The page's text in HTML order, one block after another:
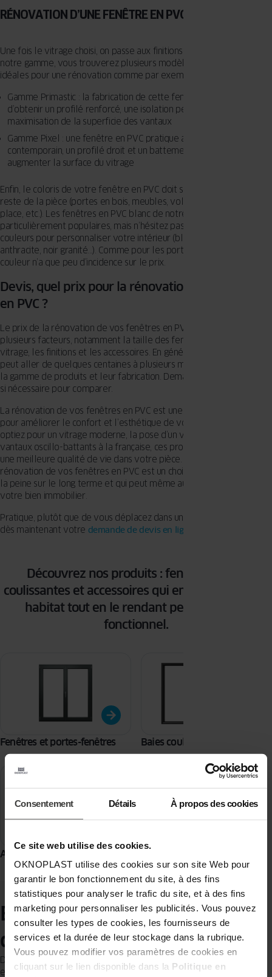
Consentement Détails À propos des cookies
Ce site web utilise des cookies.
OKNOPLAST utilise des cookies sur son site Web pour
garantir le bon fonctionnement du site, à des fins
statistiques pour analyser le trafic du site, et à des fins
marketing pour personnaliser les publicités. Vous pouvez
consulter les types de cookies, les fournisseurs de
services et la durée de leur stockage dans la rubrique.
Vous pouvez modifier vos paramètres de cookies en
cliquant sur le lien disponible dans la Politique en
RÉNOVATION D’UNE FENÊTRE EN PVC, LES FINITIONS
Une fois le vitrage choisi, on passe aux finitions des menuiseries. Dans
notre gamme, vous trouverez plusieurs modèles de fenêtre en PVC,
idéales pour une rénovation comme par exemple :
Gamme Primastic : la fabrication de cette fenêtre en PVC a permis
d’obtenir un profilé renforcé, une isolation performante et une
maximisation de la superficie des vantaux
Gamme Pixel : une fenêtre en PVC pratique avec un design
contemporain, un profilé droit et un battement central réduit pour
augmenter la surface du vitrage
Enfin, le coloris de votre fenêtre en PVC doit s’harmoniser avec le
reste de la pièce (portes en bois, meubles, volet roulant déjà en
place, etc.). Les fenêtres en PVC blanc de notre gamme sont
particulièrement populaires, mais n’hésitez pas à explorer d’autres
couleurs pour personnaliser votre intérieur (blanc, imitation bois, gris
anthracite, noir granité…). Comme pour les portes, le choix de la
couleur n’a que peu d’incidence sur le prix.
Devis, quel prix pour la rénovation d’une fenêtre
en PVC ?
Le prix de la rénovation de vos fenêtres en PVC varie en fonction de
plusieurs facteurs, notamment la taille des fenêtres, le type de
vitrage, les finitions et les accessoires. En général, le coût du devis
peut aller de quelques centaines à plusieurs milliers d’euros, selon
la gamme de produits et leur fabrication. Demandez plusieurs devis
si nécessaire pour comparer.
La rénovation de vos fenêtres en PVC est une étape importante
pour améliorer le confort et l’esthétique de votre maison. Que vous
optiez pour un vitrage moderne, la pose d’un volet roulant ou des
vantaux oscillo-battants à la française, ces produits contribueront à
une meilleure qualité de vie dans votre pièce. Investir dans la
rénovation de vos fenêtres en PVC est un choix judicieux qui en vaut
la peine sur le long terme et qui peut même augmenter le prix de
votre bien immobilier.
Pratique, plutôt que de vous déplacez dans un dépôt vente, faites
dès maintenant votre demande de devis en ligne
Découvrez nos produits : fenêtres, baies
coulissantes et accessoires qui embelliront votre
habitat tout en le rendant performant et
fonctionnel.
Fenêtres et portes-fenêtres Baies coulissantes
Accessoires
Explorez une multitude
d’inspirations
Découvrez nos astuces et conseils pour concrétiser votre projet,
entretenir efficacement vos menuiseries et vous créer un univers